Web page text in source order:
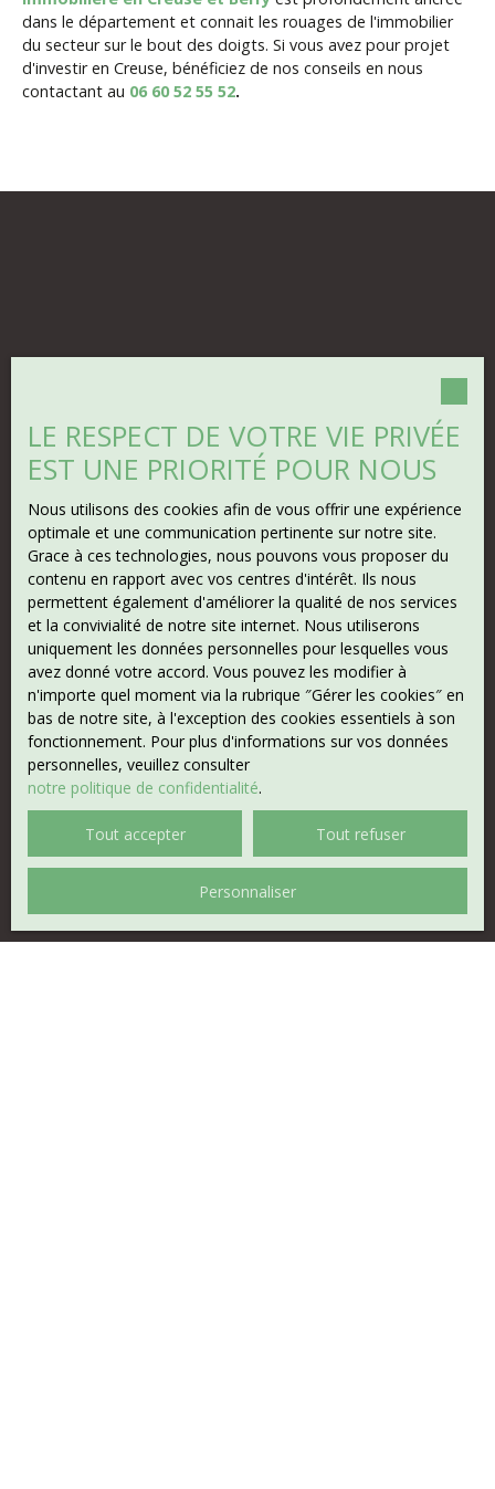
dans le département et connait les rouages de l'immobilier
du secteur sur le bout des doigts. Si vous avez pour projet
d'investir en Creuse, bénéficiez de nos conseils en nous
contactant au 06 60 52 55 52.
LE RESPECT DE VOTRE VIE PRIVÉE
EST UNE PRIORITÉ POUR NOUS
Nous utilisons des cookies afin de vous offrir une expérience
optimale et une communication pertinente sur notre site.
Grace à ces technologies, nous pouvons vous proposer du
contenu en rapport avec vos centres d'intérêt. Ils nous
permettent également d'améliorer la qualité de nos services
et la convivialité de notre site internet. Nous utiliserons
uniquement les données personnelles pour lesquelles vous
avez donné votre accord. Vous pouvez les modifier à
n'importe quel moment via la rubrique ″Gérer les cookies″ en
bas de notre site, à l'exception des cookies essentiels à son
fonctionnement. Pour plus d'informations sur vos données
personnelles, veuillez consulter
notre politique de confidentialité.
Tout accepter Tout refuser
Personnaliser